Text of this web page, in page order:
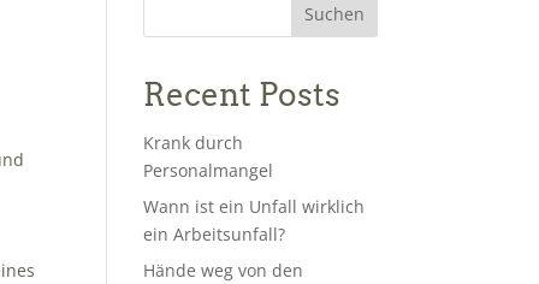
Suchen
Recent Posts
Krank durch
Personalmangel
Wann ist ein Unfall wirklich
ein Arbeitsunfall?
Hände weg von den